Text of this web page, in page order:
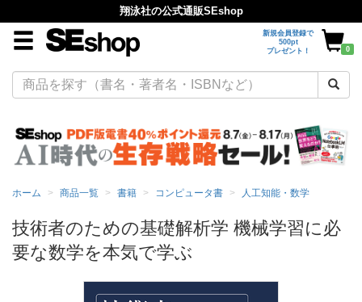
翔泳社の公式通販SEshop
新規会員登録で
500pt
プレゼント！
0
ホーム 商品一覧 書籍 コンピュータ書 人工知能・数学
技術者のための基礎解析学 機械学習に必
要な数学を本気で学ぶ